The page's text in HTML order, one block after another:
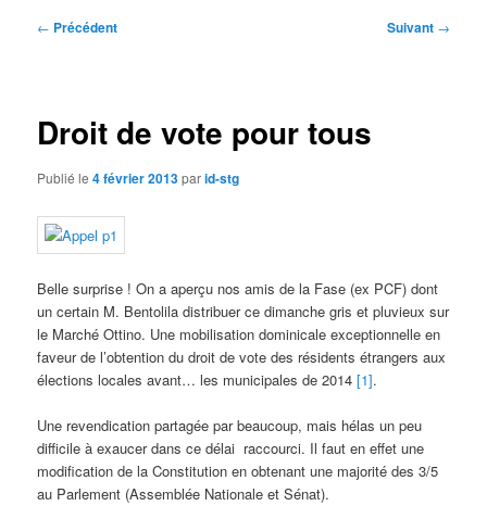
Navigation
← Précédent Suivant →
Droit de vote pour tous
Publié le4 février 2013parid-stg
Belle surprise ! On a aperçu nos amis de la Fase (ex PCF) dont
un certain M. Bentolila distribuer ce dimanche gris et pluvieux sur
le Marché Ottino. Une mobilisation dominicale exceptionnelle en
faveur de l’obtention du droit de vote des résidents étrangers aux
élections locales avant… les municipales de 2014[1].
Une revendication partagée par beaucoup, mais hélas un peu
difficile à exaucer dans ce délai raccourci. Il faut en effet une
modification de la Constitution en obtenant une majorité des 3/5
au Parlement (Assemblée Nationale et Sénat).